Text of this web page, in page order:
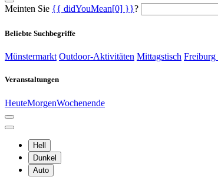
Meinten Sie {{ didYouMean[0] }}?
Beliebte Suchbegriffe
Münstermarkt Outdoor-Aktivitäten Mittagstisch Freiburg
Veranstaltungen
HeuteMorgenWochenende
Hell
Dunkel
Auto